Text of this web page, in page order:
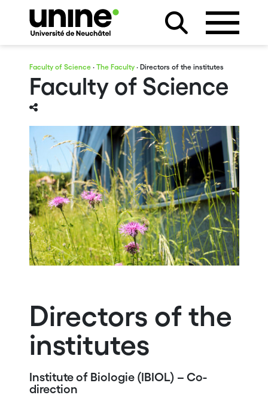
Faculty of Science· The Faculty· Directors of the institutes
Faculty of Science
Directors of the
institutes
Institute of Biologie (IBIOL) – Co-
direction